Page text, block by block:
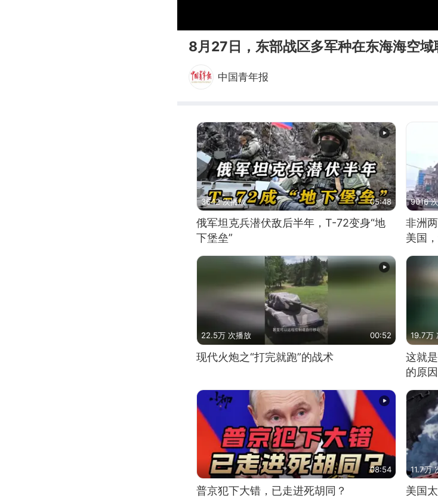
8月27日，东部战区多军种在东海海空域
中国青年报
3642 次播放 05:48
俄军坦克兵潜伏敌后半年，T-72变身“地
下堡垒”
9016
非洲
美国
22.5万 次播放 00:52
现代火炮之“打完就跑”的战术
19.7万
这就
的原
08:54
普京犯下大错，已走进死胡同？
11.7万
美国